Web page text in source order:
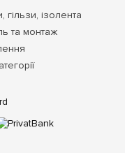
гільзи, ізолента
та монтаж